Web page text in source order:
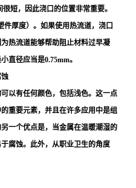
短，因此浇口的位置非常重要。
厚度）。如果使用热流道，浇口
热流道能够帮助阻止材料过早凝
直径应当是0.75mm。
以有任何颜色，包括浅色。这一点
重要元素，并且在许多应用中是组
一个优点是，当金属在温暖潮湿的
腐蚀。此外，从职业卫生的角度